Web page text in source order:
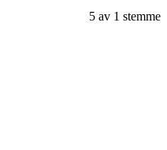
5 av 1 stemme